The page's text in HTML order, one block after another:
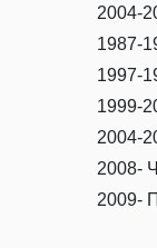
2004-
1987-
1997-
1999-
2004-
2008-
2009-